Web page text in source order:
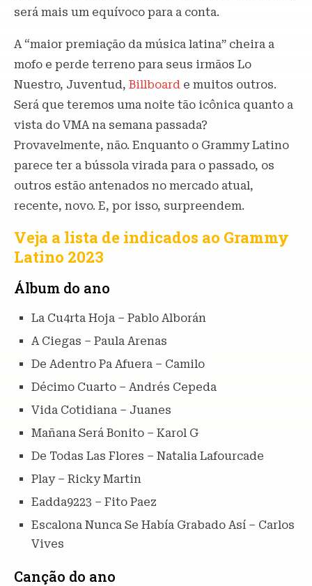
será mais um equívoco para a conta.
A “maior premiação da música latina” cheira a
mofo e perde terreno para seus irmãos Lo
Nuestro, Juventud, Billboard e muitos outros.
Será que teremos uma noite tão icônica quanto a
vista do VMA na semana passada?
Provavelmente, não. Enquanto o Grammy Latino
parece ter a bússola virada para o passado, os
outros estão antenados no mercado atual,
recente, novo. E, por isso, surpreendem.
Veja a lista de indicados ao Grammy
Latino 2023
Álbum do ano
La Cu4rta Hoja – Pablo Alborán
A Ciegas – Paula Arenas
De Adentro Pa Afuera – Camilo
Décimo Cuarto – Andrés Cepeda
Vida Cotidiana – Juanes
Mañana Será Bonito – Karol G
De Todas Las Flores – Natalia Lafourcade
Play – Ricky Martin
Eadda9223 – Fito Paez
Escalona Nunca Se Había Grabado Así – Carlos
Vives
Canção do ano